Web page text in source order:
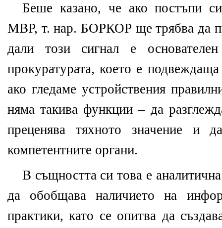
Беше казано, че ако постъпи
МВР, т. нар. БОРКОР ще трябва да
дали този сигнал е
прокуратурата, което е
ако гледаме устройствения
няма такива функции – да
преценява тяхното значение и
компетентните органи.
В същността си това е
да обобщава наличието на
практики, като се опитва да